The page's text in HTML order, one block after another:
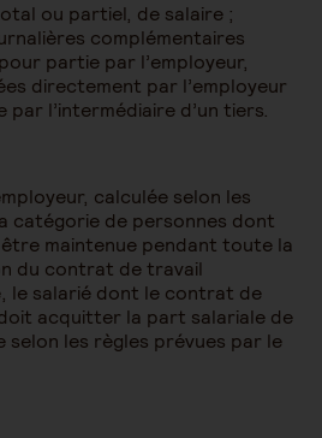
ou partiel, de salaire ;
complémentaires
partie par l’employeur,
directement par l’employeur
l’intermédiaire d’un tiers.
calculée selon les
catégorie de personnes dont
maintenue pendant toute la
du contrat de travail
le salarié dont le contrat de
acquitter la part salariale de
les règles prévues par le